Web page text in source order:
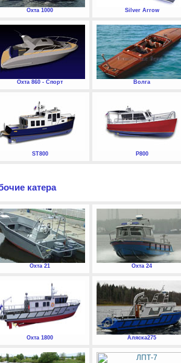
Охта 1000 Silver Arrow
Охта 860 - Спорт Волга
ST800 P800
катера
Охта 21 Охта 24
Охта 1800 Аляска275